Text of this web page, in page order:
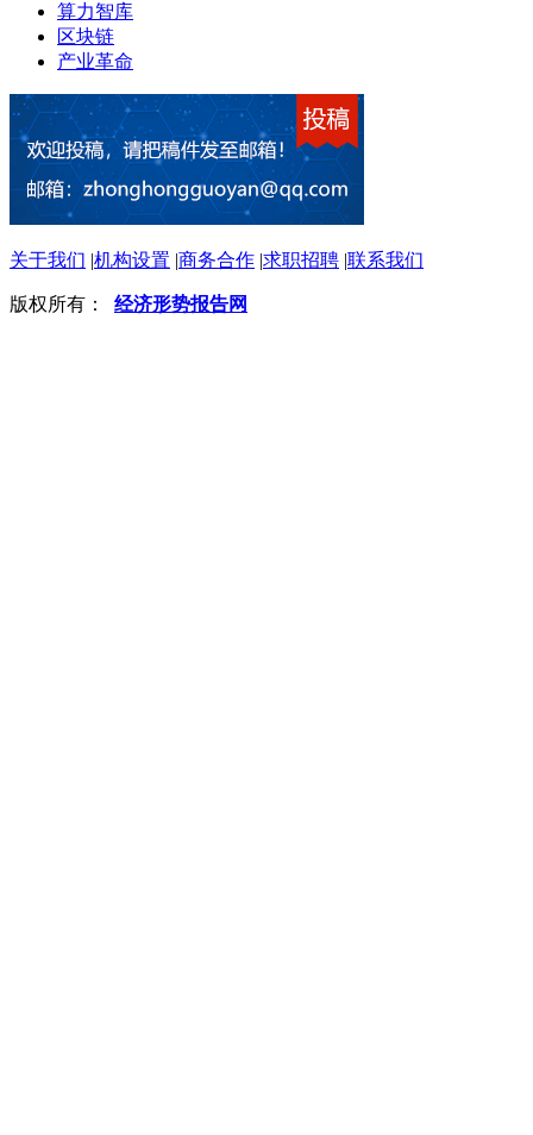
算力智库
区块链
产业革命
关于我们 |机构设置 |商务合作 |求职招聘 |联系我们
版权所有： 经济形势报告网